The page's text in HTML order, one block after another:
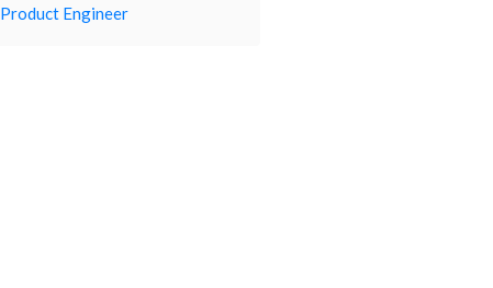
Product Engineer